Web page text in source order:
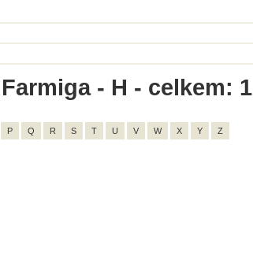
- H - celkem: 1
P Q R S T U V W X Y Z